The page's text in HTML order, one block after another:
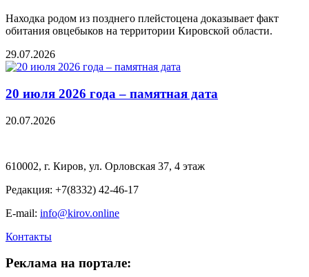
Находка родом из позднего плейстоцена доказывает факт
обитания овцебыков на территории Кировской области.
29.07.2026
20 июля 2026 года – памятная дата
20.07.2026
610002, г. Киров, ул. Орловская 37, 4 этаж
Редакция: +7(8332) 42-46-17
E-mail: info@kirov.online
Контакты
Реклама на портале: